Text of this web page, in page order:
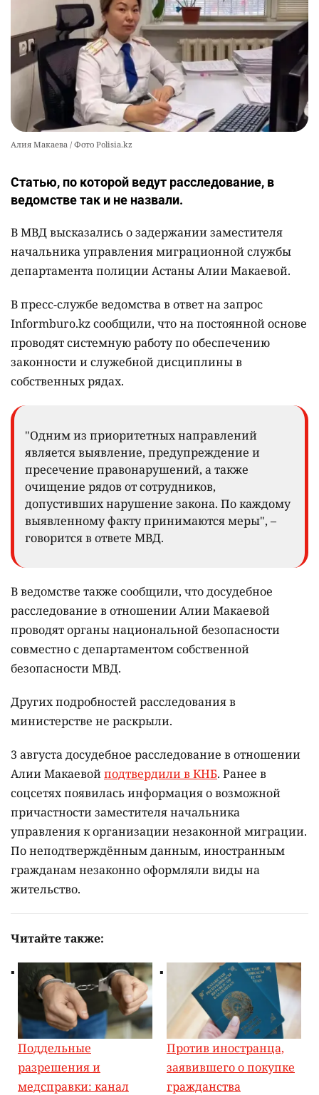
автокредиты за вознаграждение
2478 11
Алия Макаева / Фото Polisia.kz
Статью, по которой ведут расследование, в
ведомстве так и не назвали.
В МВД высказались о задержании заместителя
начальника управления миграционной службы
департамента полиции Астаны Алии Макаевой.
В пресс-службе ведомства в ответ на запрос
Informburo.kz сообщили, что на постоянной основе
проводят системную работу по обеспечению
законности и служебной дисциплины в
собственных рядах.
"Одним из приоритетных направлений
является выявление, предупреждение и
пресечение правонарушений, а также
очищение рядов от сотрудников,
допустивших нарушение закона. По каждому
выявленному факту принимаются меры", –
говорится в ответе МВД.
В ведомстве также сообщили, что досудебное
расследование в отношении Алии Макаевой
проводят органы национальной безопасности
совместно с департаментом собственной
безопасности МВД.
Других подробностей расследования в
министерстве не раскрыли.
3 августа досудебное расследование в отношении
Алии Макаевойподтвердили в КНБ. Ранее в
соцсетях появилась информация о возможной
причастности заместителя начальника
управления к организации незаконной миграции.
По неподтверждённым данным, иностранным
гражданам незаконно оформляли виды на
жительство.
Читайте также:
Поддельные
разрешения и
медсправки: канал
Против иностранца,
заявившего о покупке
гражданства